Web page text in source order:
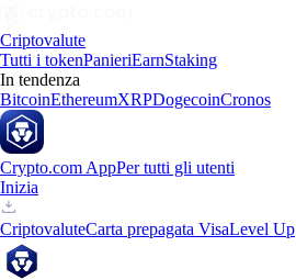
Criptovalute
Tutti i tokenPanieriEarnStaking
In tendenza
BitcoinEthereumXRPDogecoinCronos
Crypto.com AppPer tutti gli utenti
Inizia
CriptovaluteCarta prepagata VisaLevel Up